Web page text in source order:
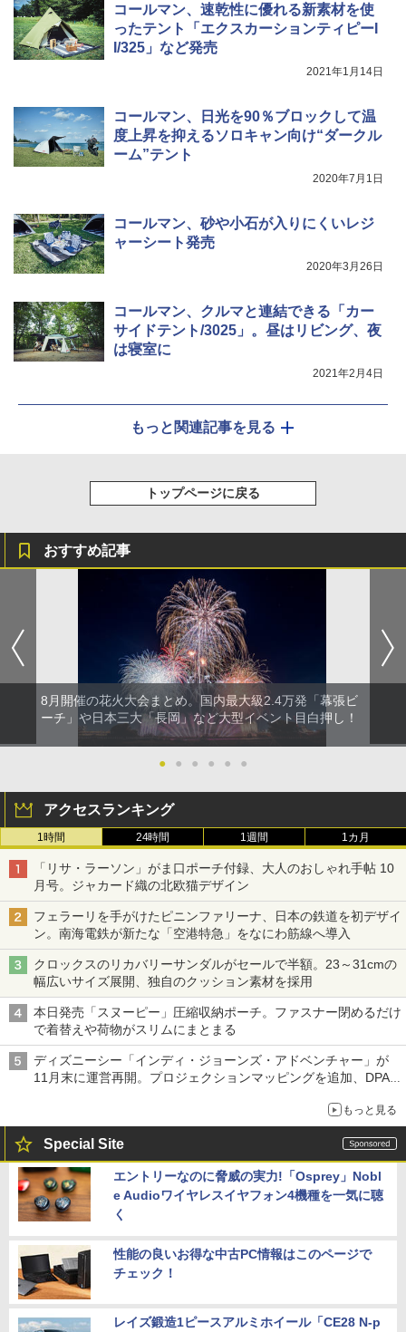
コールマン、速乾性に優れる新素材を使
ったテント「エクスカーションティピーI
I/325」など発売
2021年1月14日
コールマン、日光を90％ブロックして温
度上昇を抑えるソロキャン向け“ダークル
ーム”テント
2020年7月1日
コールマン、砂や小石が入りにくいレジ
ャーシート発売
2020年3月26日
コールマン、クルマと連結できる「カー
サイドテント/3025」。昼はリビング、夜
は寝室に
2021年2月4日
もっと関連記事を見る
トップページに戻る
おすすめ記事
8月開催の花火大会まとめ。国内最大級2.4万発「幕張ビ
ーチ」や日本三大「長岡」など大型イベント目白押し！
● ● ● ● ● ●
アクセスランキング
1時間 24時間 1週間 1カ月
「リサ・ラーソン」がま口ポーチ付録、大人のおしゃれ手帖 10
月号。ジャカード織の北欧猫デザイン
フェラーリを手がけたピニンファリーナ、日本の鉄道を初デザイ
ン。南海電鉄が新たな「空港特急」をなにわ筋線へ導入
クロックスのリカバリーサンダルがセールで半額。23～31cmの
幅広いサイズ展開、独自のクッション素材を採用
本日発売「スヌーピー」圧縮収納ポーチ。ファスナー閉めるだけ
で着替えや荷物がスリムにまとまる
ディズニーシー「インディ・ジョーンズ・アドベンチャー」が
11月末に運営再開。プロジェクションマッピングを追加、DPA
もっと見る
Special Site
エントリーなのに脅威の実力!「Osprey」Nobl
e Audioワイヤレスイヤフォン4機種を一気に聴
く
性能の良いお得な中古PC情報はこのページで
チェック！
レイズ鍛造1ピースアルミホイール「CE28 N-p